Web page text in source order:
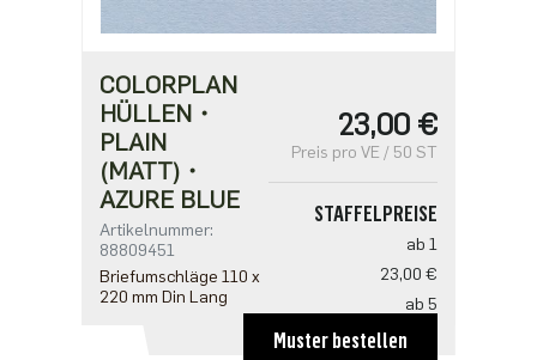
COLORPLAN
HÜLLEN・
PLAIN
(MATT)・
AZURE BLUE
Artikelnummer:
88809451
Briefumschläge 110 x
220 mm Din Lang
23,00 €
Preis pro VE / 50 ST
STAFFELPREISE
ab 1
23,00 €
ab 5
18,40 €
Muster bestellen